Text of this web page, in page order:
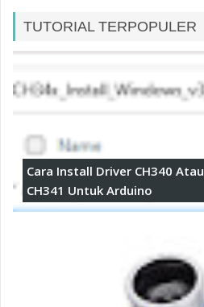
TUTORIAL TERPOPULER
Cara Install Driver CH340 Atau
CH341 Untuk Arduino